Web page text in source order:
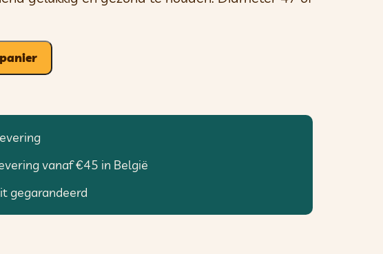
vanaf €45 in België
gegarandeerd